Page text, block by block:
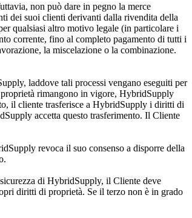
non può dare in pegno la merce
dei suoi clienti derivanti dalla rivendita della
qualsiasi altro motivo legale (in particolare i
corrente, fino al completo pagamento di tutti i
la miscelazione o la combinazione.
laddove tali processi vengano eseguiti per
rimangono in vigore, HybridSupply
il cliente trasferisce a HybridSupply i diritti di
accetta questo trasferimento. Il Cliente
revoca il suo consenso a disporre della
di HybridSupply, il Cliente deve
diritti di proprietà. Se il terzo non è in grado